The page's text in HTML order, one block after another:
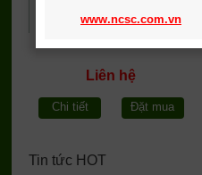
Liên hệ
Chi tiết Đặt mua
Tin tức HOT
www.ncsc.com.vn